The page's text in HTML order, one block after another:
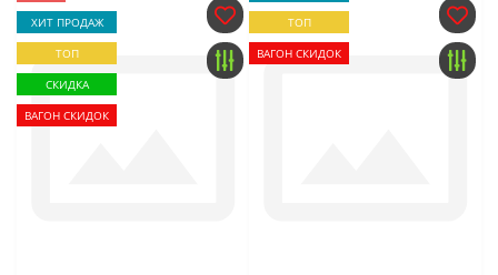
ХИТ ПРОДАЖ
ТОП
СКИДКА
ВАГОН СКИДОК
ТОП
ВАГОН СКИДОК